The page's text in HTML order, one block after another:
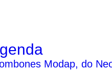
Modap, do